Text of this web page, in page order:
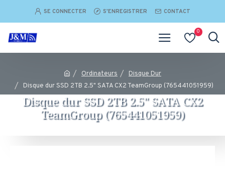
SE CONNECTER S'ENREGISTRER CONTACT
0
Ordinateurs
Disque Dur
Disque dur SSD 2TB 2.5" SATA CX2 TeamGroup (765441051959)
Disque dur SSD 2TB 2.5" SATA CX2
TeamGroup (765441051959)